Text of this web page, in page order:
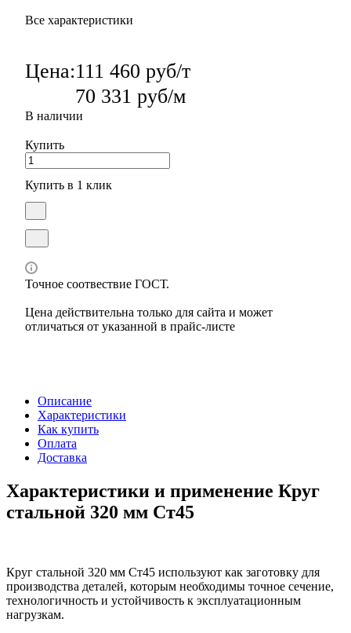
Все характеристики
Цена:111 460 руб/т
70 331 руб/м
В наличии
Купить
Купить в 1 клик
Точное соотвествие ГОСТ.
Цена действительна только для сайта и может
отличаться от указанной в прайс-листе
Описание
Характеристики
Как купить
Оплата
Доставка
Характеристики и применение Круг
стальной 320 мм Ст45
Круг стальной 320 мм Ст45 используют как заготовку для
производства деталей, которым необходимы точное сечение,
технологичность и устойчивость к эксплуатационным
нагрузкам.